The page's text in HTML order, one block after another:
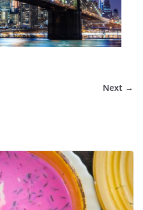
Next →